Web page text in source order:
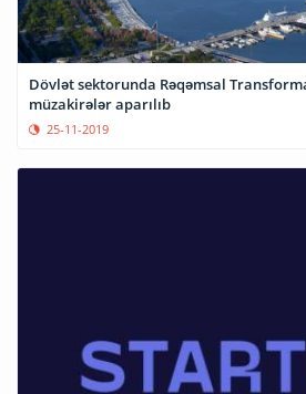
Dövlət sektorunda Rəqəmsal
müzakirələr aparılıb
25-11-2019